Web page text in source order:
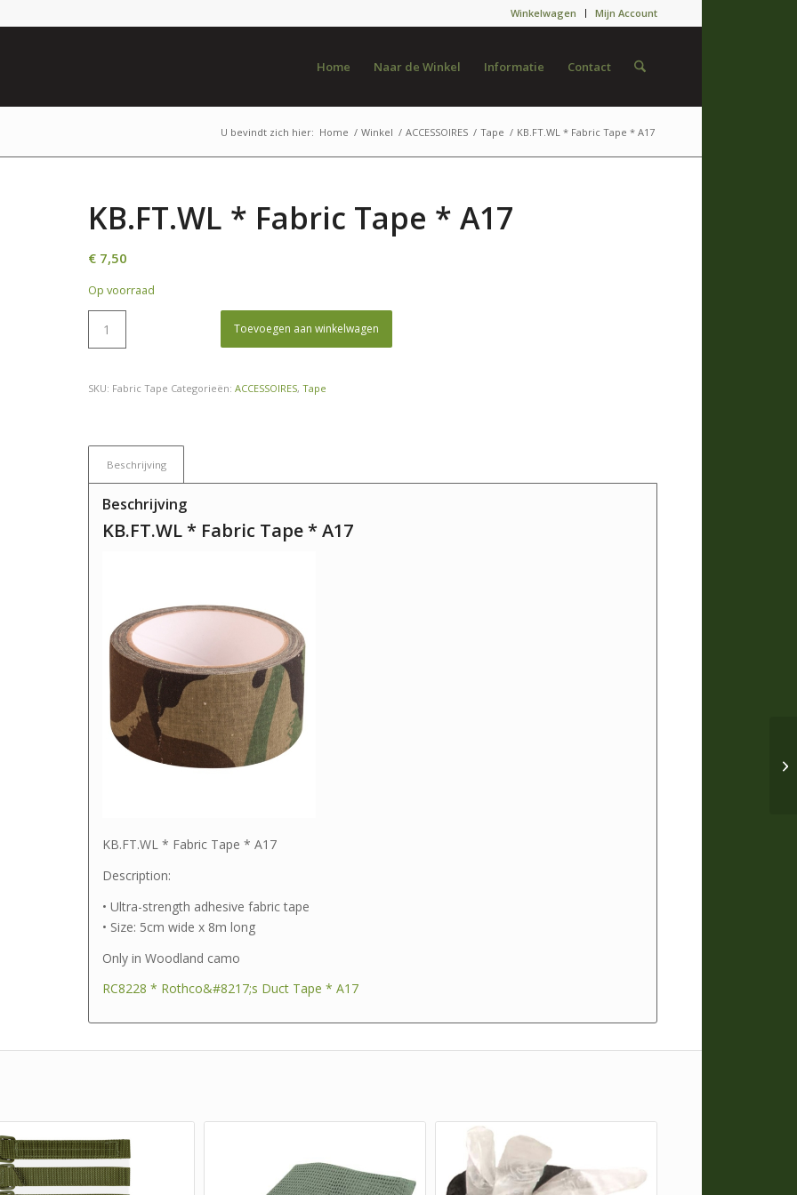
Winkelwagen Mijn Account
Home Naar de Winkel Informatie Contact
U bevindt zich hier: Home / Winkel / ACCESSOIRES / Tape / KB.FT.WL * Fabric Tape * A17
KB.FT.WL * Fabric Tape * A17
€7,50
Op voorraad
Toevoegen aan winkelwagen
SKU: Fabric Tape Categorieën: ACCESSOIRES, Tape
Beschrijving
Beschrijving
KB.FT.WL * Fabric Tape * A17
KB.FT.WL * Fabric Tape * A17
Description:
• Ultra-strength adhesive fabric tape
• Size: 5cm wide x 8m long
Only in Woodland camo
RC8228 * Rothco&#8217;s Duct Tape * A17